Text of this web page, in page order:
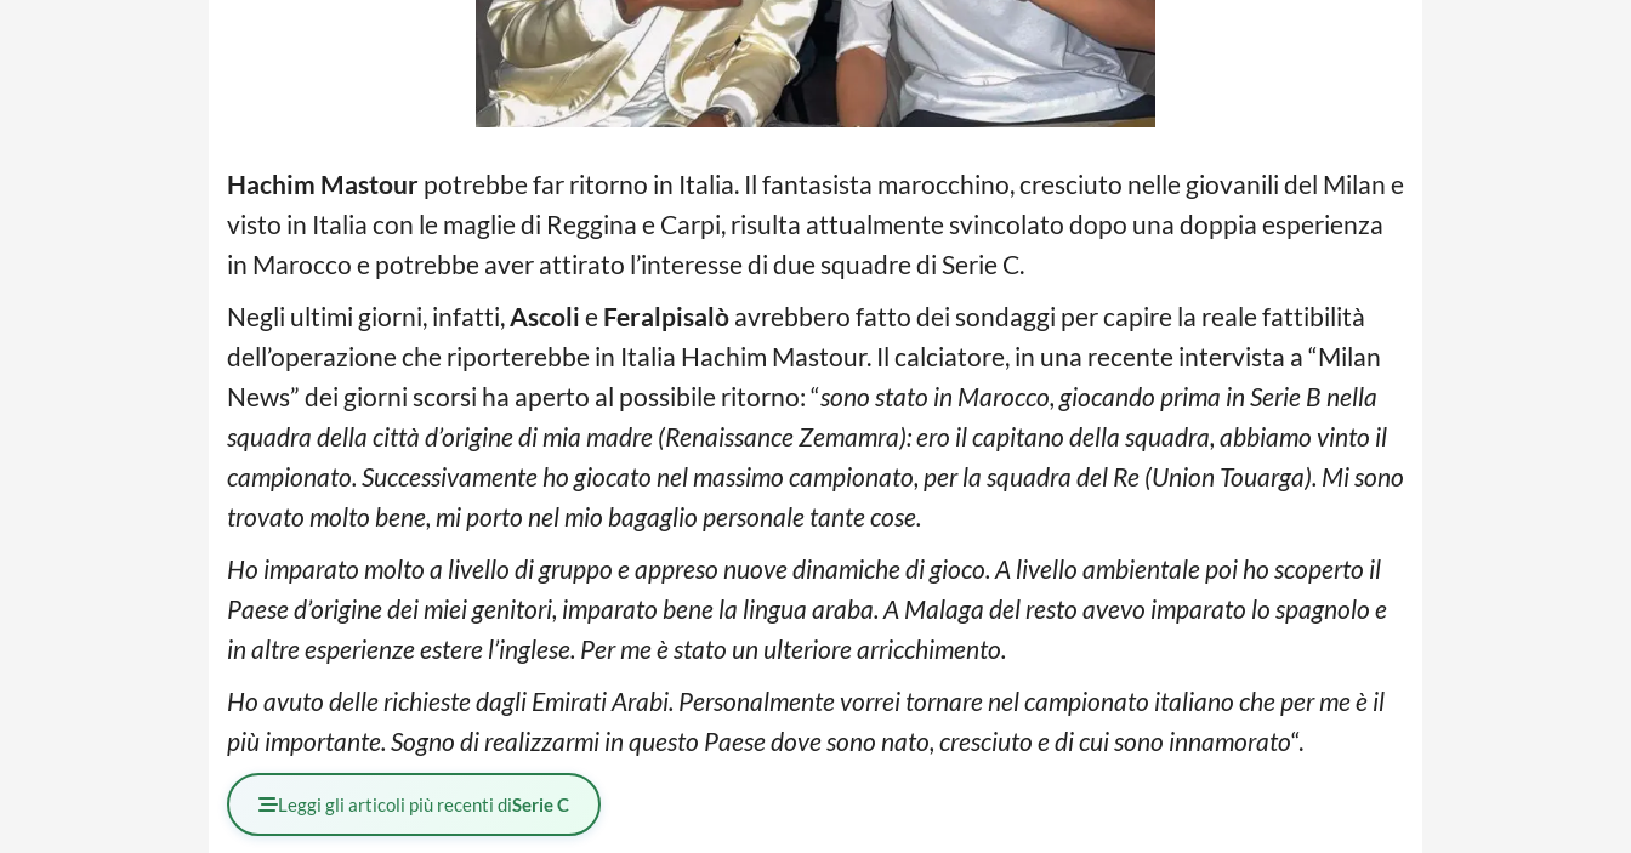
Hachim Mastour potrebbe far ritorno in Italia. Il fantasista marocchino, cresciuto nelle giovanili del Milan e
visto in Italia con le maglie di Reggina e Carpi, risulta attualmente svincolato dopo una doppia esperienza
in Marocco e potrebbe aver attirato l’interesse di due squadre di Serie C.
Negli ultimi giorni, infatti,Ascoli e Feralpisalò avrebbero fatto dei sondaggi per capire la reale fattibilità
dell’operazione che riporterebbe in Italia Hachim Mastour. Il calciatore, in una recente intervista a “Milan
News” dei giorni scorsi ha aperto al possibile ritorno: “sono stato in Marocco, giocando prima in Serie B nella
squadra della città d’origine di mia madre (Renaissance Zemamra): ero il capitano della squadra, abbiamo vinto il
campionato. Successivamente ho giocato nel massimo campionato, per la squadra del Re (Union Touarga). Mi sono
trovato molto bene, mi porto nel mio bagaglio personale tante cose.
Ho imparato molto a livello di gruppo e appreso nuove dinamiche di gioco. A livello ambientale poi ho scoperto il
Paese d’origine dei miei genitori, imparato bene la lingua araba. A Malaga del resto avevo imparato lo spagnolo e
in altre esperienze estere l’inglese. Per me è stato un ulteriore arricchimento.
Ho avuto delle richieste dagli Emirati Arabi. Personalmente vorrei tornare nel campionato italiano che per me è il
più importante. Sogno di realizzarmi in questo Paese dove sono nato, cresciuto e di cui sono innamorato“.
Leggi gli articoli più recenti diSerie C